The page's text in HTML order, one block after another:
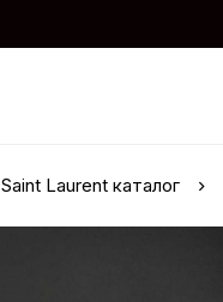
Saint Laurent каталог